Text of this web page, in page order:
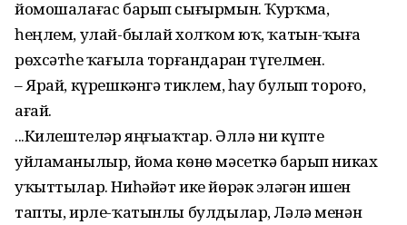
йомошалағас барып сығырмын. Ҡурҡма,
һеңлем, улай-былай холҡом юҡ, ҡатын-ҡыҙға
рөхсәтһеҙ ҡағыла торғандарҙан түгелмен.
– Ярай, күрешкәнгә тиклем, һау булып тороғоҙ,
ағай.
...Килештеләр яңғыҙаҡтар. Әллә ни күпте
уйламанылыр, йома көнө мәсеткә барып никах
уҡыттылар. Ниһәйәт ике йөрәк эҙләгән ишен
тапты, ирле-ҡатынлы булдылар, Ләлә менән